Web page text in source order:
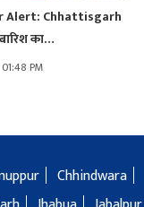
Alert: Chhattisgarh
का…
PM
Chhindwara